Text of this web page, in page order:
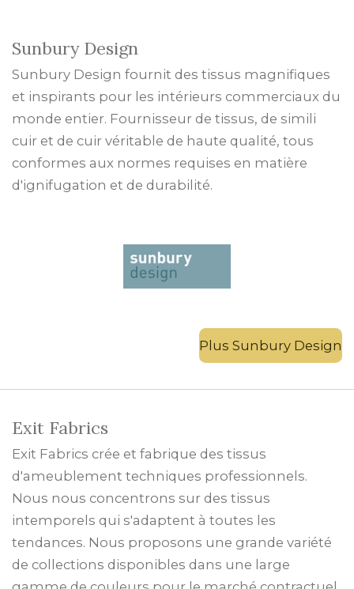
Sunbury Design
Sunbury Design fournit des tissus magnifiques
et inspirants pour les intérieurs commerciaux du
monde entier. Fournisseur de tissus, de simili
cuir et de cuir véritable de haute qualité, tous
conformes aux normes requises en matière
d'ignifugation et de durabilité.
Plus Sunbury Design
Exit Fabrics
Exit Fabrics crée et fabrique des tissus
d'ameublement techniques professionnels.
Nous nous concentrons sur des tissus
intemporels qui s'adaptent à toutes les
tendances. Nous proposons une grande variété
de collections disponibles dans une large